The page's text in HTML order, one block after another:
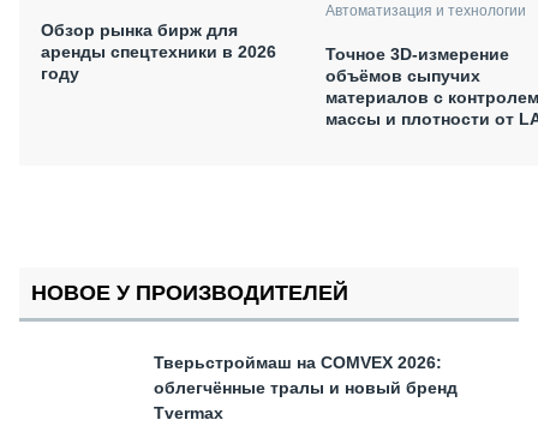
Обзор рынка бирж для
аренды спецтехники в 2026
году
Автоматизация и технологии
Точное 3D-измерение
объёмов сыпучих
материалов с контролем
массы и плотности от
НОВОЕ У ПРОИЗВОДИТЕЛЕЙ
Тверьстроймаш на COMVEX 2026:
облегчённые тралы и новый бренд
Tvermax